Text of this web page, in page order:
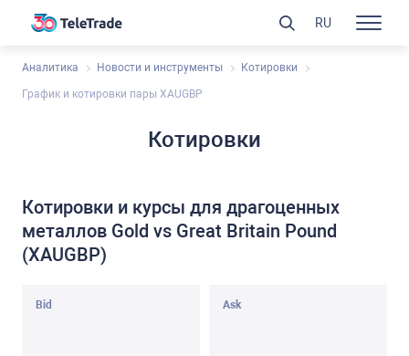
Аналитика Новости и инструменты Котировки
График и котировки пары XAUGBP
Котировки
Котировки и курсы для драгоценных
металлов Gold vs Great Britain Pound
(XAUGBP)
Bid Ask
RU